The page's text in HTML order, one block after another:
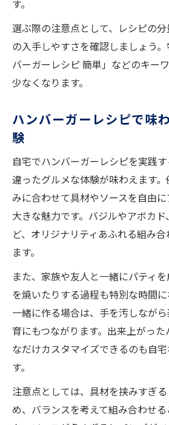
す。
選ぶ際の注意点として、レシピの
の入手しやすさを確認しましょう
バーガーレシピ 簡単」などのキー
少なくなります。
ハンバーガーレシピで味
験
自宅でハンバーガーレシピを実践
違ったグルメな体験が味わえます
みに合わせて具材やソースを自由
大きな魅力です。バジルやアボカ
ど、オリジナリティあふれる組み
ます。
また、家族や友人と一緒にパティ
を焼いたりする過程も特別な時間
一緒に作る場合は、手を汚しなが
育にもつながります。出来上がっ
なだけカスタマイズできるのも自
す。
注意点としては、具材を挟みすぎ
め、バランスを考えて組み合わせ